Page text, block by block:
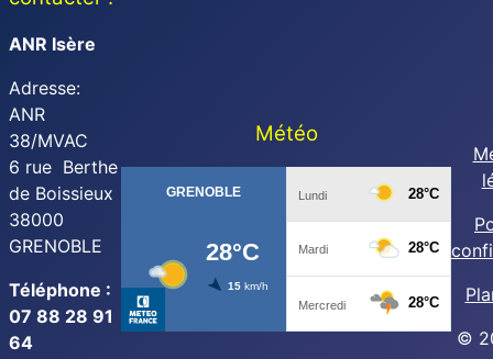
ANR Isère
Adresse:
ANR
38/MVAC
6 rue Berthe
de Boissieux
38000
GRENOBLE
Téléphone :
07 88 28 91
64
Météo
©